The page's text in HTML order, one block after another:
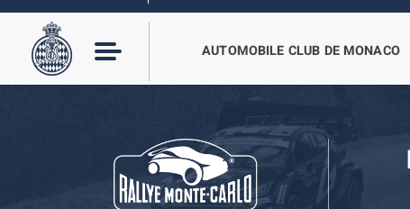
AUTOMOBILE CLUB DE MONACO